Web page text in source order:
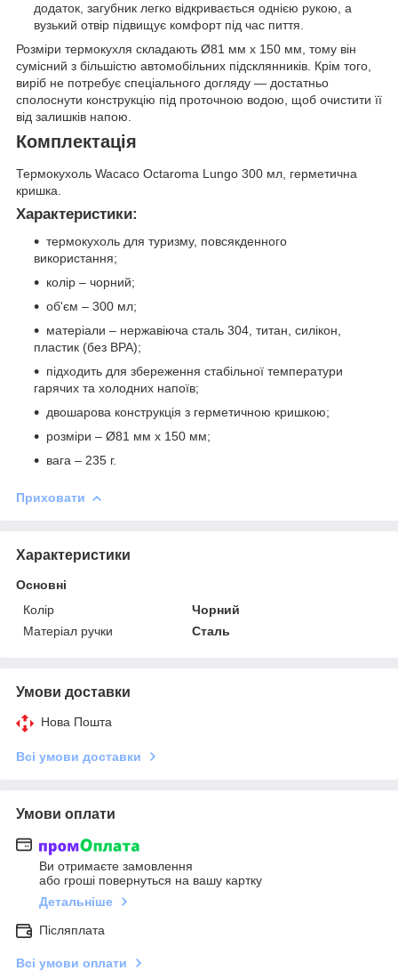
додаток, загубник легко відкривається однією рукою, а
вузький отвір підвищує комфорт під час пиття.
Розміри термокухля складають Ø81 мм х 150 мм, тому він
сумісний з більшістю автомобільних підсклянників. Крім того,
виріб не потребує спеціального догляду — достатньо
сполоснути конструкцію під проточною водою, щоб очистити її
від залишків напою.
Комплектація
Термокухоль Wacaco Octaroma Lungo 300 мл, герметична
кришка.
Характеристики:
термокухоль для туризму, повсякденного
використання;
колір – чорний;
об'єм – 300 мл;
матеріали – нержавіюча сталь 304, титан, силікон,
пластик (без BPA);
підходить для збереження стабільної температури
гарячих та холодних напоїв;
двошарова конструкція з герметичною кришкою;
розміри – Ø81 мм x 150 мм;
вага – 235 г.
Приховати
Характеристики
Основні
Колір
Чорний
Матеріал ручки
Сталь
Умови доставки
Нова Пошта
Всі умови доставки
Умови оплати
Ви отримаєте замовлення
або гроші повернуться на вашу картку
Детальніше
Післяплата
Всі умови оплати